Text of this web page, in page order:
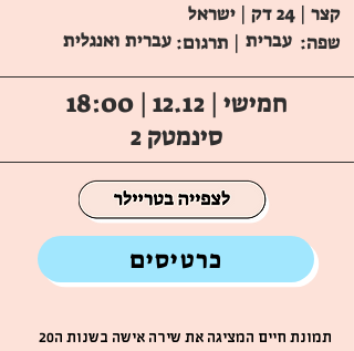
קצר | 24 דק | ישראל
עברית
עברית ואנגלית | תרגום: שפה:
חמישי | 12.12 | 18:00
סינמטק 2
כרטיסים
תמונת חיים המציגה את שירה אישה בשנות ה20